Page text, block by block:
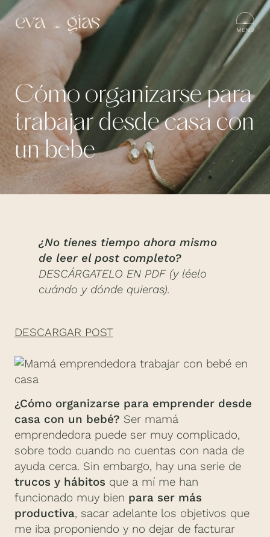
Cómo organizarse para
trabajar desde casa con
un bebe
¿No tienes tiempo ahora mismo
de leer el post completo?
DESCÁRGATELO EN PDF (y léelo
cuándo y dónde quieras).
DESCARGAR POST
¿Cómo organizarse para emprender desde
casa con un bebé? Ser mamá
emprendedora puede ser muy complicado,
sobre todo cuando no cuentas con nada de
ayuda cerca. Sin embargo, hay una serie de
trucos y hábitos que a mí me han
funcionado muy bien para ser más
productiva, sacar adelante los objetivos que
me iba proponiendo y no dejar de facturar